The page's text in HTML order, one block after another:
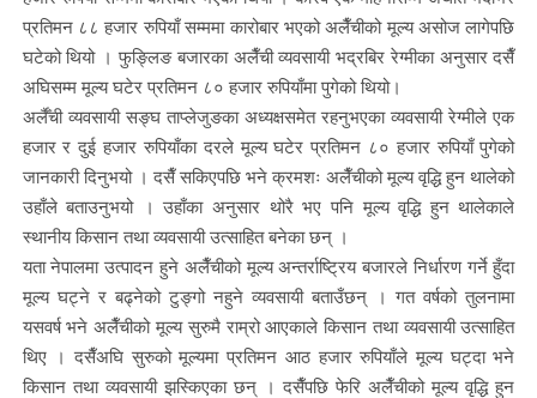
प्रतिमन ८८ हजार रुपियाँ सम्ममा कारोबार भएको अलैँचीको मूल्य असोज लागेपछि
घटेको थियो । फुङ्लिङ बजारका अलैँची व्यवसायी भद्रबिर रेग्मीका अनुसार दसैँ
अघिसम्म मूल्य घटेर प्रतिमन ८० हजार रुपियाँमा पुगेको थियो।
अर्लैँची व्यवसायी सङ्घ ताप्लेजुङका अध्यक्षसमेत रहनुभएका व्यवसायी रेग्मीले एक
हजार र दुई हजार रुपियाँका दरले मूल्य घटेर प्रतिमन ८० हजार रुपियाँ पुगेको
जानकारी दिनुभयो । दसैँ सकिएपछि भने क्रमशः अलैँचीको मूल्य वृद्धि हुन थालेको
उहाँले बताउनुभयो । उहाँका अनुसार थोरै भए पनि मूल्य वृद्धि हुन थालेकाले
स्थानीय किसान तथा व्यवसायी उत्साहित बनेका छन् ।
यता नेपालमा उत्पादन हुने अलैँचीको मूल्य अन्तर्राष्ट्रिय बजारले निर्धारण गर्ने हुँदा
मूल्य घट्ने र बढ्नेको टुङ्गो नहुने व्यवसायी बताउँछन् । गत वर्षको तुलनामा
यसवर्ष भने अलैँचीको मूल्य सुरुमै राम्रो आएकाले किसान तथा व्यवसायी उत्साहित
थिए । दसैँअघि सुरुको मूल्यमा प्रतिमन आठ हजार रुपियाँले मूल्य घट्दा भने
किसान तथा व्यवसायी झस्किएका छन् । दसैँपछि फेरि अलैँचीको मूल्य वृद्धि हुन